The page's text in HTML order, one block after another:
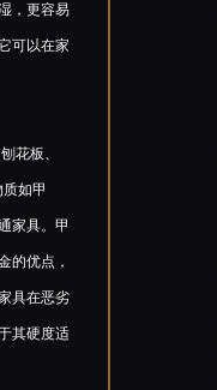
，更容易
可以在家
花板、
如甲
家具。甲
的优点，
具在恶劣
其硬度适